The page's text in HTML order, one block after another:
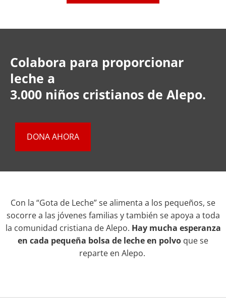
Colabora para proporcionar
leche a
3.000 niños cristianos de Alepo.
DONA AHORA
Con la “Gota de Leche” se alimenta a los pequeños, se
socorre a las jóvenes familias y también se apoya a toda
la comunidad cristiana de Alepo. Hay mucha esperanza
en cada pequeña bolsa de leche en polvo que se
reparte en Alepo.